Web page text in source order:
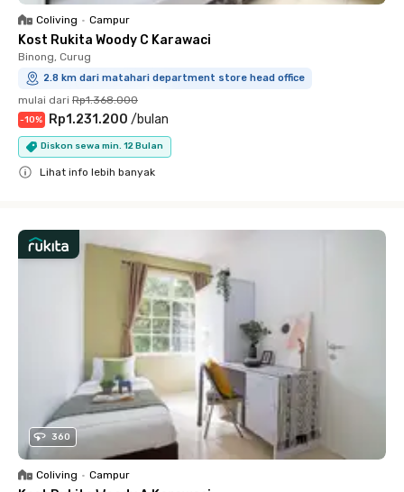
Coliving • Campur
Kost Rukita Woody C Karawaci
Binong, Curug
2.8 km dari matahari department store head office
mulai dari Rp1.368.000
-10% Rp1.231.200 /bulan
Diskon sewa min. 12 Bulan
Lihat info lebih banyak
360
Coliving • Campur